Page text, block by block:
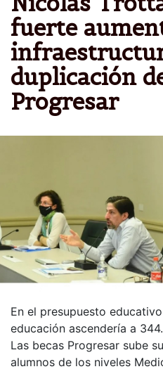
fuerte
duplicación
Progresar
En el presupuesto
educación ascendería a
Las becas Progresar sube
alumnos de los niveles